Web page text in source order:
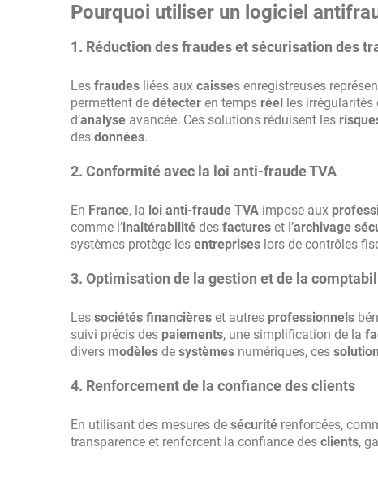
Pourquoi utiliser un logiciel
1. Réduction des fraudes et sécurisation des
Les fraudes liées aux caisses enregistreuses
permettent de détecter en temps réel les irrégularités
d’analyse avancée. Ces solutions réduisent les
des données.
2. Conformité avec la loi anti-fraude TVA
En France, la loi anti-fraude TVA impose aux
comme l’inaltérabilité des factures et l’archivage
systèmes protège les entreprises lors de contrôles
3. Optimisation de la gestion et de la
Les sociétés financières et autres professionnels
suivi précis des paiements, une simplification de la
divers modèles de systèmes numériques, ces
4. Renforcement de la confiance des clients
En utilisant des mesures de sécurité renforcées,
transparence et renforcent la confiance des clients,